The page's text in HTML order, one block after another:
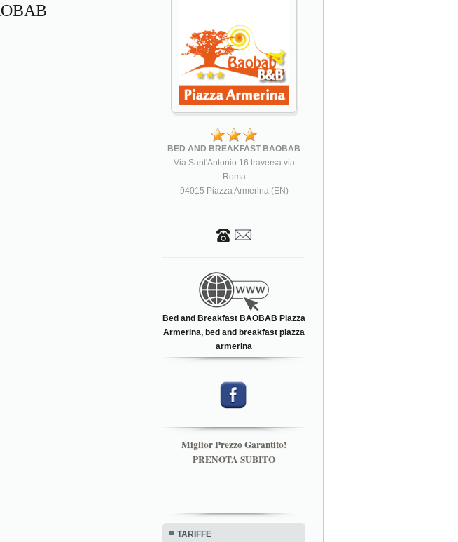
BED AND BREAKFAST BAOBAB
Via Sant'Antonio 16 traversa via
Roma
94015 Piazza Armerina (EN)
Bed and Breakfast BAOBAB Piazza
Armerina, bed and breakfast piazza
armerina
Miglior Prezzo Garantito!
PRENOTA SUBITO
TARIFFE